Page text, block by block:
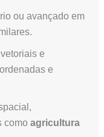
ou avançado em
e
e
como agricultura